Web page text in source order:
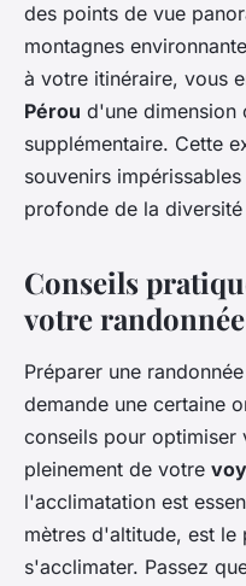
des points de vue
montagnes
à votre itinéraire, vous
Pérou d'une dimension
supplémentaire. Cette
souvenirs
profonde de la
Conseils
votre randonnée
Préparer une
demande une certaine
conseils pour
pleinement de votre
l'acclimatation est
mètres d'altitude, est
s'acclimater. Passez